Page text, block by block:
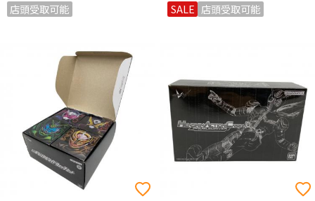
店頭受取可能 SALE 店頭受取可能